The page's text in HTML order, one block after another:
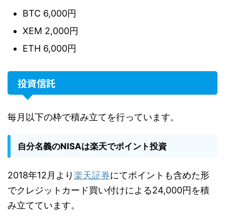
BTC 6,000円
XEM 2,000円
ETH 6,000円
投資信託
毎月以下の枠で積み立てを行っています。
自分名義のNISAは楽天でポイント投資
2018年12月より楽天証券にてポイントも含めた形
でクレジットカード買い付けによる24,000円を積
み立てています。